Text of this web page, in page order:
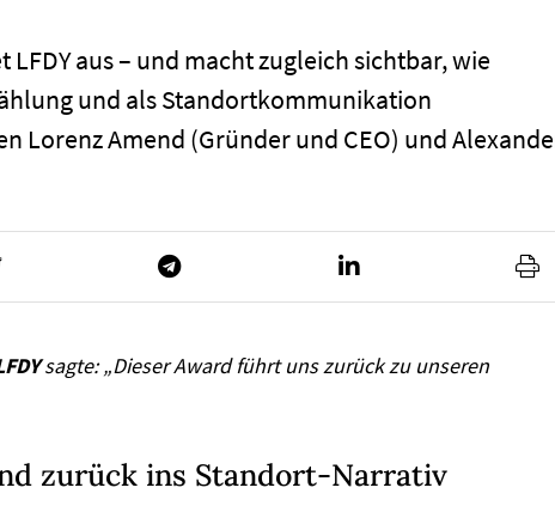
aus – und macht zugleich sichtbar, wie
und als Standortkommunikation
Lorenz Amend (Gründer und CEO) und
sagte: „Dieser Award führt uns zurück zu unseren
zurück ins Standort-Narrativ